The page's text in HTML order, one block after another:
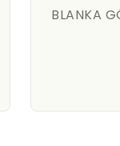
BLANKA